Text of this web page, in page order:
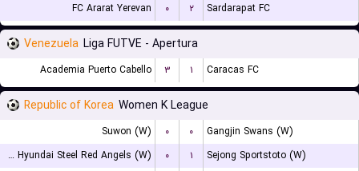
FC Ararat Yerevan
۰ ۲ Sardarapat FC
Venezuela Liga FUTVE - Apertura
Academia Puerto Cabello ۳ ۱ Caracas FC
Republic of Korea Women K League
Suwon (W) ۰ ۰
Gangjin Swans (W)
Incheon Hyundai Steel Red Angels (W)
۰ ۱
Sejong Sportstoto (W)